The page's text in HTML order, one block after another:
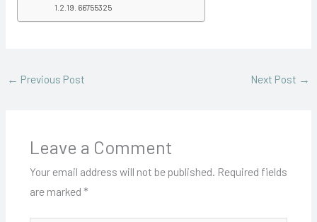
66755325
← Previous Post Next Post →
Leave a Comment
Your email address will not be published. Required fields
are marked *